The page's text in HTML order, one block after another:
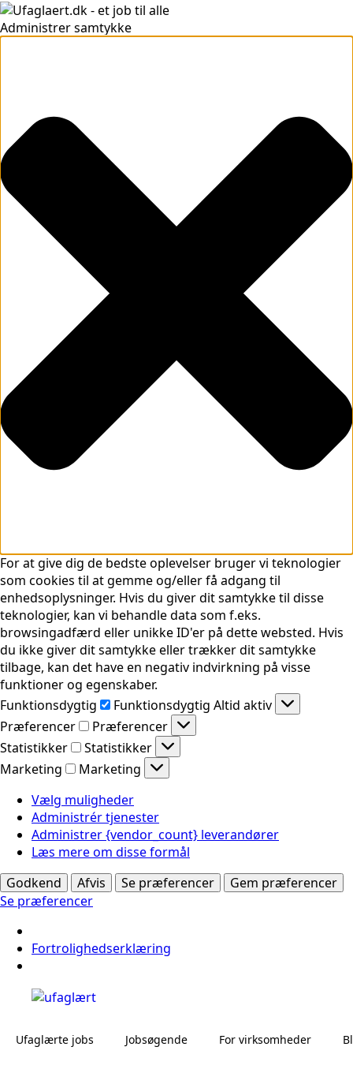
Administrer samtykke
For at give dig de bedste oplevelser bruger vi teknologier
som cookies til at gemme og/eller få adgang til
enhedsoplysninger. Hvis du giver dit samtykke til disse
teknologier, kan vi behandle data som f.eks.
browsingadfærd eller unikke ID'er på dette websted. Hvis
du ikke giver dit samtykke eller trækker dit samtykke
tilbage, kan det have en negativ indvirkning på visse
funktioner og egenskaber.
Funktionsdygtig
Funktionsdygtig Altid aktiv
Præferencer
Præferencer
Statistikker
Statistikker
Marketing
Marketing
Vælg muligheder
Administrér tjenester
Administrer {vendor_count} leverandører
Læs mere om disse formål
Godkend
Afvis Se præferencer
Gem præferencer
Se præferencer
Fortrolighedserklæring
Ufaglærte jobs Jobsøgende For virksomheder